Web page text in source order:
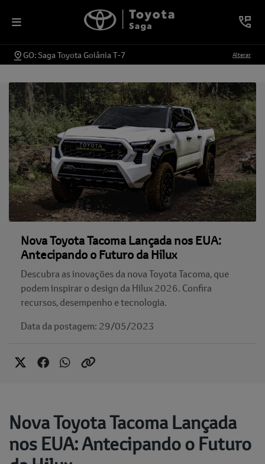
GO: Saga Toyota Goiânia T-7 Alterar
Nova Toyota Tacoma Lançada nos EUA:
Antecipando o Futuro da Hilux
Descubra as inovações da nova Toyota Tacoma, que
podem inspirar o design da Hilux 2026. Confira
recursos, desempenho e tecnologia.
Data da postagem: 29/05/2023
Nova Toyota Tacoma Lançada
nos EUA: Antecipando o Futuro